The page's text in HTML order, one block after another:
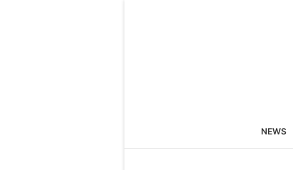
NEWS